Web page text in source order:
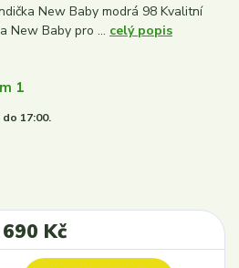
New Baby modrá 98 Kvalitní
New Baby pro ... celý popis
1
do 17:00.
690 Kč